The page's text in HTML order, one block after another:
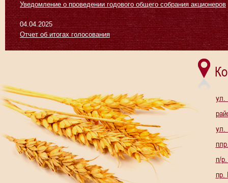
Уведомление о проведении годового общего собрания акционеров
04.04.2025
Отчет об итогах голосования
ул.
ул.
п/
пр.